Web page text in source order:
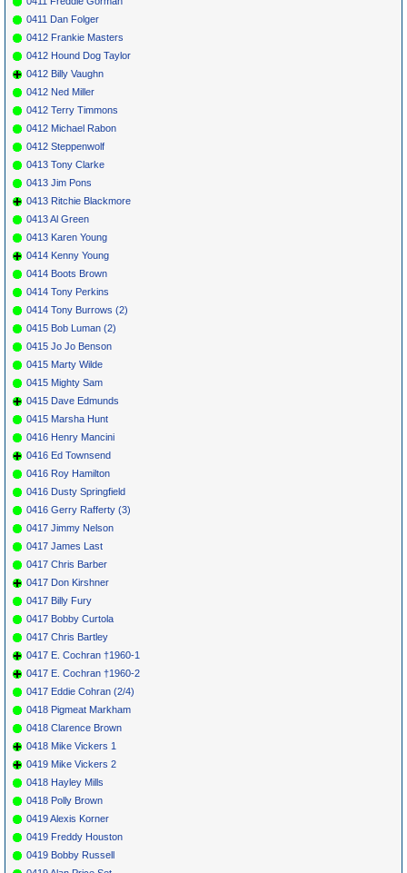
0411 Dan Folger
0412 Frankie Masters
0412 Hound Dog Taylor
0412 Billy Vaughn
0412 Ned Miller
0412 Terry Timmons
0412 Michael Rabon
0412 Steppenwolf
0413 Tony Clarke
0413 Jim Pons
0413 Ritchie Blackmore
0413 Al Green
0413 Karen Young
0414 Kenny Young
0414 Boots Brown
0414 Tony Perkins
0414 Tony Burrows (2)
0415 Bob Luman (2)
0415 Jo Jo Benson
0415 Marty Wilde
0415 Mighty Sam
0415 Dave Edmunds
0415 Marsha Hunt
0416 Henry Mancini
0416 Ed Townsend
0416 Roy Hamilton
0416 Dusty Springfield
0416 Gerry Rafferty (3)
0417 Jimmy Nelson
0417 James Last
0417 Chris Barber
0417 Don Kirshner
0417 Billy Fury
0417 Bobby Curtola
0417 Chris Bartley
0417 E. Cochran †1960-1
0417 E. Cochran †1960-2
0417 Eddie Cohran (2/4)
0418 Pigmeat Markham
0418 Clarence Brown
0418 Mike Vickers 1
0419 Mike Vickers 2
0418 Hayley Mills
0418 Polly Brown
0419 Alexis Korner
0419 Freddy Houston
0419 Bobby Russell